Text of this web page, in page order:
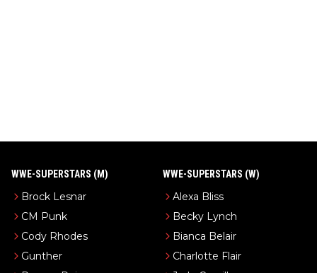
WWE-SUPERSTARS (M)
Brock Lesnar
CM Punk
Cody Rhodes
Gunther
WWE-SUPERSTARS (W)
Alexa Bliss
Becky Lynch
Bianca Belair
Charlotte Flair